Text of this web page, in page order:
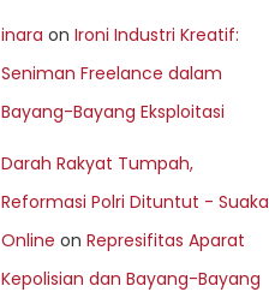
inara on Ironi Industri Kreatif:
Seniman Freelance dalam
Bayang-Bayang Eksploitasi
Darah Rakyat Tumpah,
Reformasi Polri Dituntut - Suaka
Online on Represifitas Aparat
Kepolisian dan Bayang-Bayang